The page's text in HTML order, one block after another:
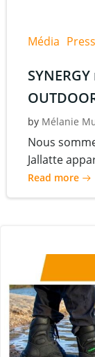
Média
by Mélanie
Nous
Jallatte
Read more